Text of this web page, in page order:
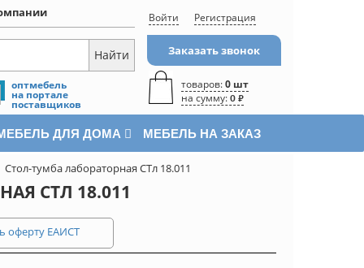
оптмебель
на портале
поставщиков
Войти Регистрация
Заказать звонок
товаров:0 шт
на сумму: 0 ₽
ДЛЯ ДОМА МЕБЕЛЬ НА ЗАКАЗ
Стол-тумба лабораторная СТл 18.011
СТЛ 18.011
оферту ЕАИСТ